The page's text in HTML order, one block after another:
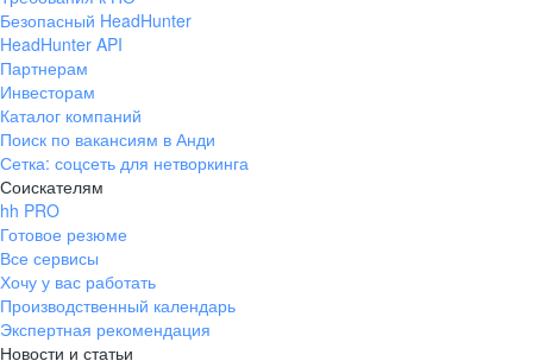
Безопасный HeadHunter
HeadHunter API
Партнерам
Инвесторам
Каталог компаний
Поиск по вакансиям в Анди
Сетка: соцсеть для нетворкинга
Соискателям
hh PRO
Готовое резюме
Все сервисы
Хочу у вас работать
Производственный календарь
Экспертная рекомендация
Новости и статьи